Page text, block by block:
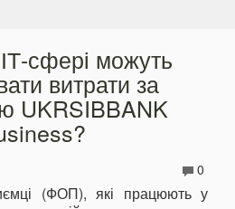
сфері можуть
витрати за
UKRSIBBANK
0
(ФОП), які працюють у